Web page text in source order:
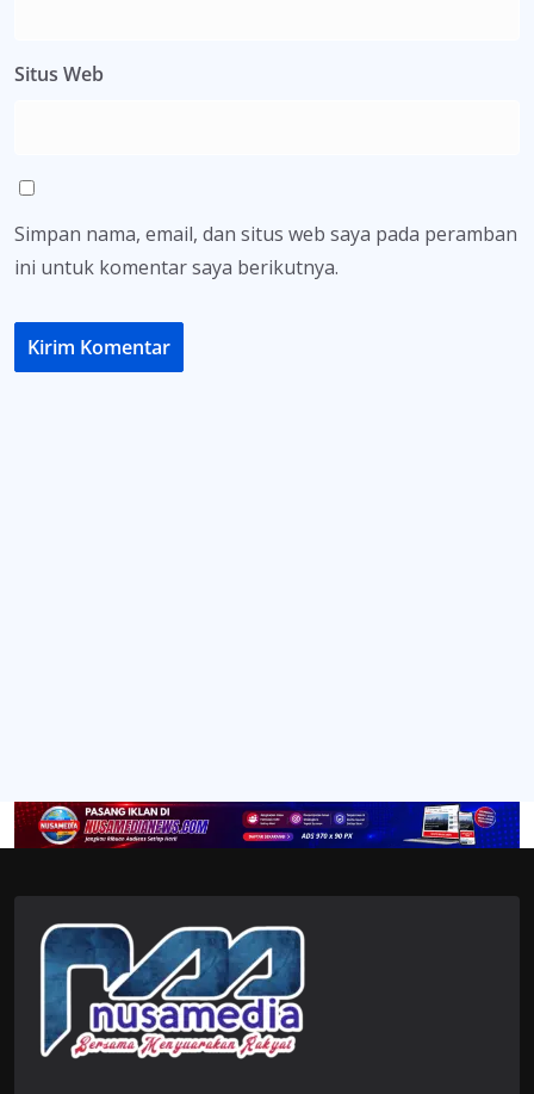
Situs Web
Simpan nama, email, dan situs web saya pada peramban
ini untuk komentar saya berikutnya.